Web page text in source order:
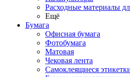
Расходные материалы
Ещё
Бумага
Офисная бумага
Фотобумага
Матовая
Чековая лента
Самоклеящиеся